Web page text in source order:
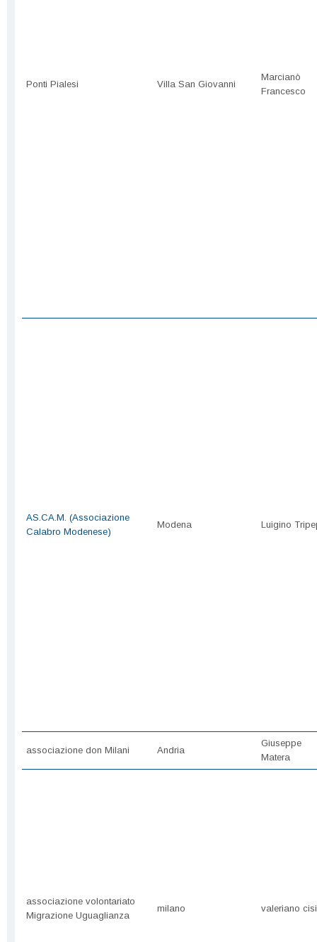
Ponti Pialesi Villa San Giovanni
Marcianò
Francesco
AS.CA.M. (Associazione
Calabro Modenese)
Modena Luigino
associazione don Milani Andria
Giuseppe
Matera
associazione volontariato
Migrazione Uguaglianza
milano valeriano